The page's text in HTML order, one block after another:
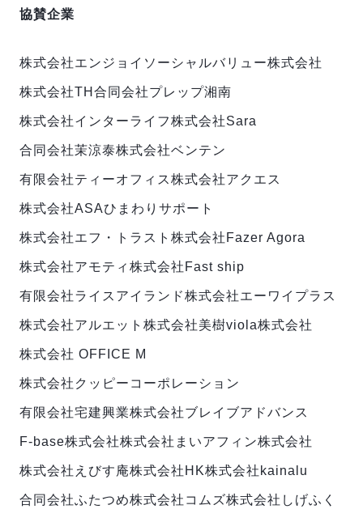
協賛企業
株式会社エンジョイ ソーシャルバリュー株式会社
株式会社TH 合同会社プレップ湘南
株式会社インターライフ株式会社Sara
合同会社茉涼泰株式会社ベンテン
有限会社ティーオフィス株式会社アクエス
株式会社ASAひまわりサポート
株式会社エフ・トラスト 株式会社Fazer Agora
株式会社アモティ 株式会社Fast ship
有限会社ライスアイランド株式会社エーワイプラス
株式会社アルエット 株式会社美樹viola株式会社
株式会社 OFFICE M
株式会社クッピーコーポレーション
有限会社宅建興業株式会社ブレイブアドバンス
F-base株式会社株式会社まいアフィン株式会社
株式会社えびす庵株式会社HK株式会社kainalu
合同会社ふたつめ株式会社コムズ株式会社しげふく